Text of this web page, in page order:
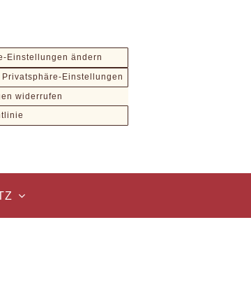
Einstellungen ändern
Einstellungen
widerrufen